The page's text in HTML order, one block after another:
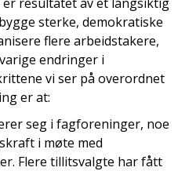
sterke, demokratiske
flere arbeidstakere,
endringer i
vi ser på overordnet
er at:
seg i fagforeninger, noe
i møte med
Flere tillitsvalgte har fått